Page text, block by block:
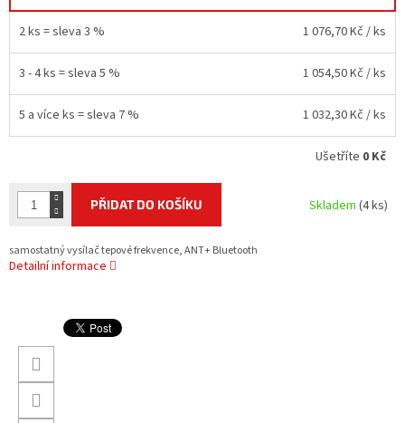
2 ks = sleva 3 % 1 076,70 Kč / ks
3 - 4 ks = sleva 5 % 1 054,50 Kč / ks
5 a více ks = sleva 7 % 1 032,30 Kč / ks
Ušetříte 0 Kč
PŘIDAT DO KOŠÍKU Skladem(4 ks)
samostatný vysílač tepové frekvence, ANT+ Bluetooth
Detailní informace